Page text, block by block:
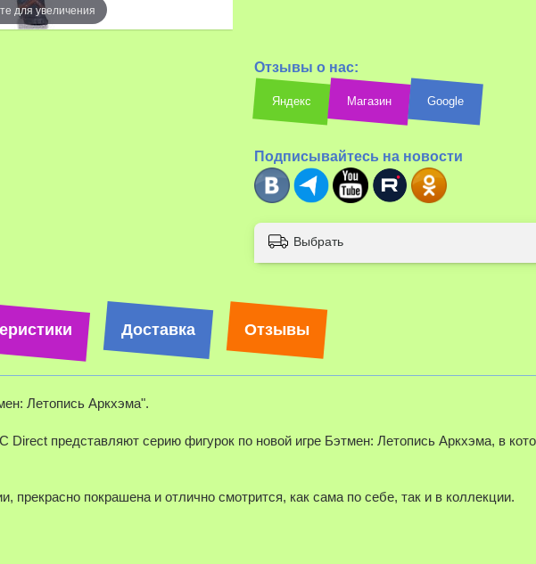
для увеличения
Отзывы о нас:
Яндекс Магазин Google
Подписывайтесь на новости
Выбрать
Доставка Отзывы
Летопись Аркхэма".
Direct представляют серию фигурок по новой игре Бэтмен: Летопись Аркхэма, в
прекрасно покрашена и отлично смотрится, как сама по себе, так и в коллекции.